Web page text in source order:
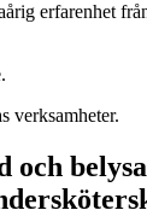
erfarenhet
verksamheter.